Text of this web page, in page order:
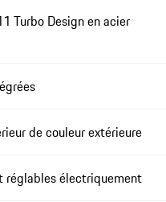
Turbo Design en acier
de couleur extérieure
réglables électriquement